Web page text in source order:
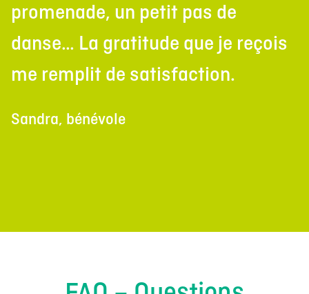
promenade, un petit pas de
danse… La gratitude que je reçois
me remplit de satisfaction.
Sandra, bénévole